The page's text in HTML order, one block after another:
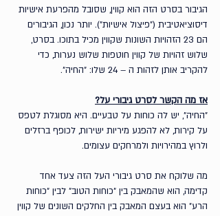
הגיבור בסרט הזה הוא קווין, שסובל מהפרעת אישיות
דיסוציאטיבית (״פיצול אישיות״). יותר נכון, הגיבורים
הם 23 הזהויות השונות שקווין מכיל בתוכו. בסרט,
שלוש זהויות של קווין חוטפות שלוש נערות, כדי
להקריב אותן לזהות ה – 24 שלו: ״החיה״.
אז מה הקשר לסרט גיבורי על?
״החיה״, יש לה כוחות על טבעיים. היא מסוגלת לטפס
על קירות, לא להפגע מיריות ישירות, לכופף ברזלים
ולרוץ במהירויות ולמרחקים עצומים.
מה שלוקח את סרט גיבורי העל הזה צעד אחד
קדימה, הוא שהמאבק בין ״כוחות הטוב״ לבין ״כוחות
הרע״ הוא בעצם המאבק בין החלקים השונים של קווין